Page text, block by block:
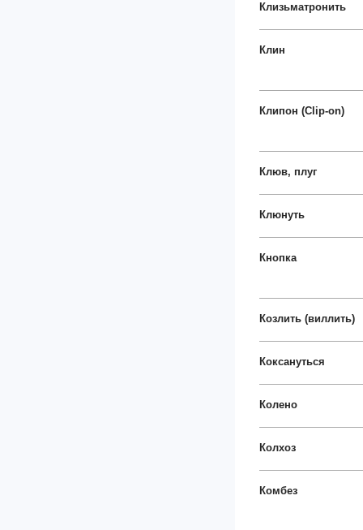
Клизьматронить
Клин
Клипон (Clip-on)
Клюв, плуг
Клюнуть
Кнопка
Козлить (виллить)
Коксануться
Колено
Колхоз
Комбез